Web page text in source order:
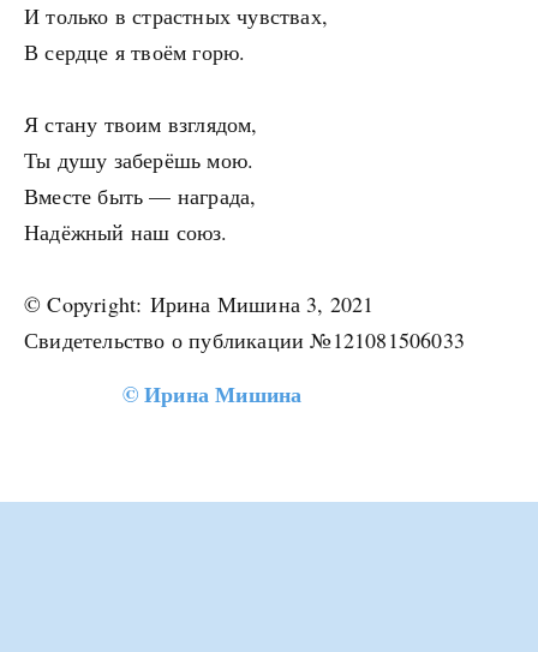
И только в страстных чувствах,
В сердце я твоём горю.
Я стану твоим взглядом,
Ты душу заберёшь мою.
Вместе быть — награда,
Надёжный наш союз.
© Copyright: Ирина Мишина 3, 2021
Свидетельство о публикации №121081506033
©Ирина Мишина